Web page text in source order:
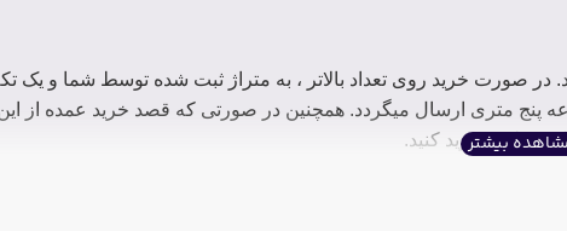
ازای یک متر(100 سانتی متر) می باشد. در صورت خرید روی تعداد بالاتر ، به متراژ ثبت شده توسط شما و یک
نمایید. یک مجموعه پنج متری ارسال میگردد. همچنین در صورتی که قصد خرید عمده از
حلقه) خرید کنید.